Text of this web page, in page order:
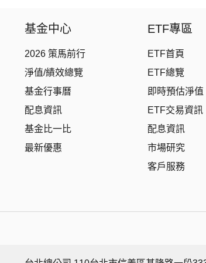
基金中心
2026 策馬前行
淨值/績效總覽
基金行事曆
配息資訊
基金比一比
最新優惠
ETF專區
ETF首頁
ETF總覽
即時預估淨值
ETF交易資訊
配息資訊
市場研究
客戶服務